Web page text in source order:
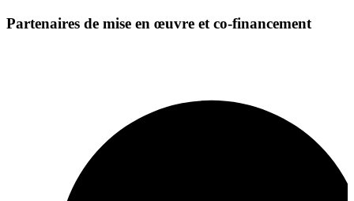
Partenaires de mise en œuvre et co-financement